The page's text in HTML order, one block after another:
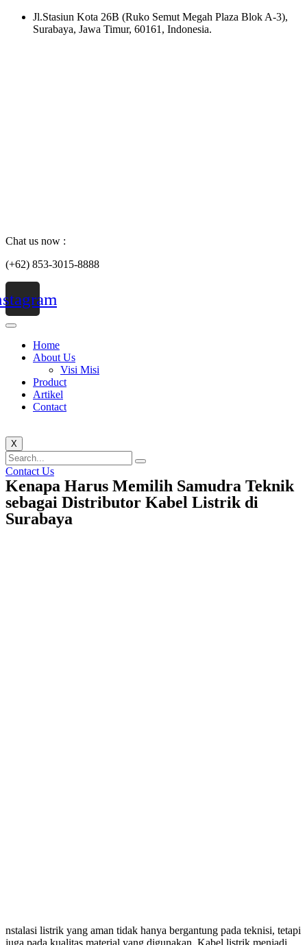
Skip
Jl.Stasiun Kota 26B (Ruko Semut Megah Plaza Blok A-3),
Surabaya, Jawa Timur, 60161, Indonesia.
Chat us now :
(+62) 853-3015-8888
Home
About Us
Visi Misi
Product
Artikel
Contact
X
Contact Us
Kenapa Harus Memilih Samudra Teknik
sebagai Distributor Kabel Listrik di
Surabaya
nstalasi listrik yang aman tidak hanya bergantung pada teknisi, tetapi
juga pada kualitas material yang digunakan. Kabel listrik menjadi